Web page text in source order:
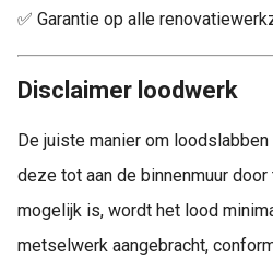
✅ Garantie op alle
Disclaimer loodwerk
De juiste manier om
deze tot aan de binnenmuur
mogelijk is, wordt het lood
metselwerk aangebracht,